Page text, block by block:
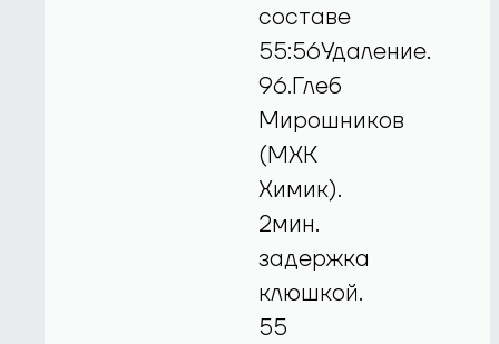
составе
55:56Удаление.
96.Глеб
Мирошников
(МХК
Химик).
2мин.
задержка
клюшкой.
55